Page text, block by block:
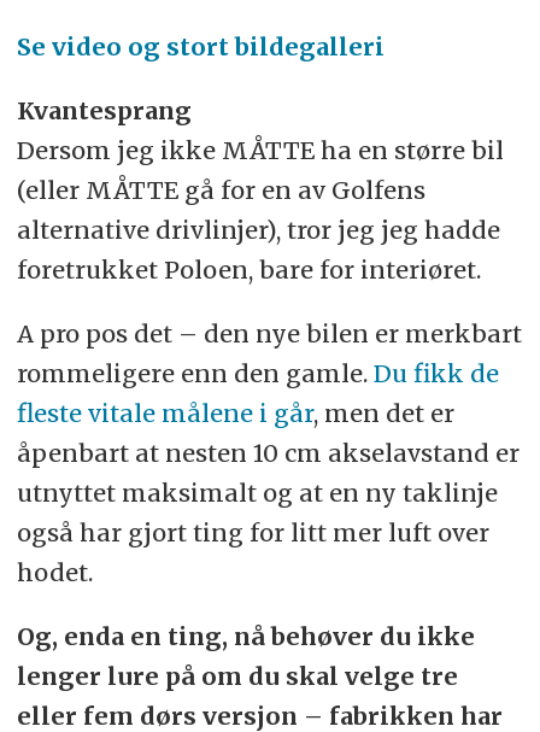
Se video og stort bildegalleri
Kvantesprang
Dersom jeg ikke MÅTTE ha en større bil
(eller MÅTTE gå for en av Golfens
alternative drivlinjer), tror jeg jeg hadde
foretrukket Poloen, bare for interiøret.
A pro pos det – den nye bilen er merkbart
rommeligere enn den gamle. Du fikk de
fleste vitale målene i går, men det er
åpenbart at nesten 10 cm akselavstand er
utnyttet maksimalt og at en ny taklinje
også har gjort ting for litt mer luft over
hodet.
Og, enda en ting, nå behøver du ikke
lenger lure på om du skal velge tre
eller fem dørs versjon – fabrikken har